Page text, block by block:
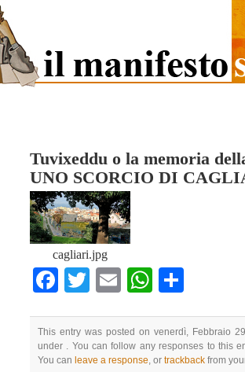
Tuvixeddu o la memoria
UNO SCORCIO DI
cagliari.jpg
Facebook
Twitter
EmailWhatsApp
This entry was posted on venerdì, Febbraio
under . You can follow any responses to this
You can leave a response , or trackback from